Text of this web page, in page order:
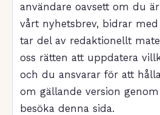
användare oavsett om du
vårt nyhetsbrev, bidrar
tar del av redaktionellt
oss rätten att uppdatera
och du ansvarar för att
om gällande version
besöka denna sida.